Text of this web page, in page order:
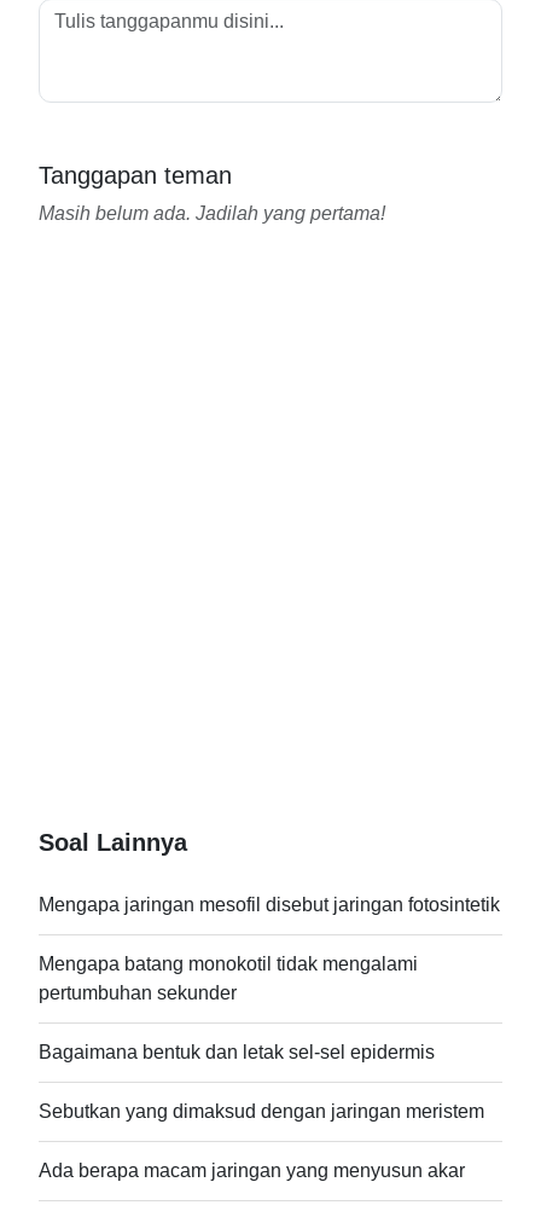
Tanggapan teman
Masih belum ada. Jadilah yang pertama!
Soal Lainnya
Mengapa jaringan mesofil disebut jaringan fotosintetik
Mengapa batang monokotil tidak mengalami
pertumbuhan sekunder
Bagaimana bentuk dan letak sel-sel epidermis
Sebutkan yang dimaksud dengan jaringan meristem
Ada berapa macam jaringan yang menyusun akar